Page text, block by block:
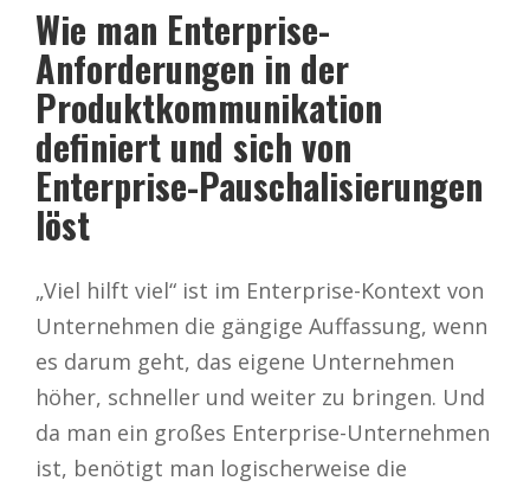
Wie man Enterprise-
Anforderungen in der
Produktkommunikation
definiert und sich von
Enterprise-Pauschalisierungen
löst
„Viel hilft viel“ ist im Enterprise-Kontext von
Unternehmen die gängige Auffassung, wenn
es darum geht, das eigene Unternehmen
höher, schneller und weiter zu bringen. Und
da man ein großes Enterprise-Unternehmen
ist, benötigt man logischerweise die